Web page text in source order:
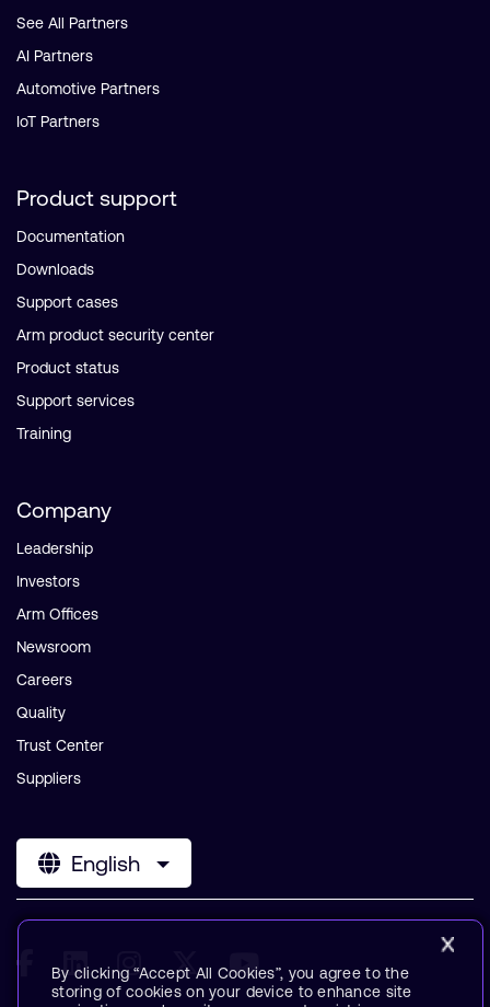
See All Partners
AI Partners
Automotive Partners
IoT Partners
Product support
Documentation
Downloads
Support cases
Arm product security center
Product status
Support services
Training
Company
Leadership
Investors
Arm Offices
Newsroom
Careers
Quality
Trust Center
Suppliers
English
By clicking “Accept All Cookies”, you agree to the
storing of cookies on your device to enhance site